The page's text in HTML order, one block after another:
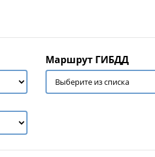
Маршрут ГИБДД